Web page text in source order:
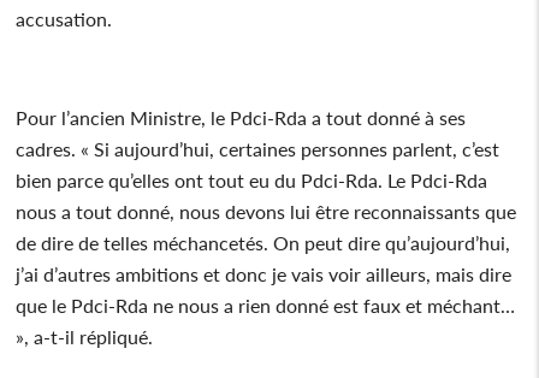
accusation.
Pour l’ancien Ministre, le Pdci-Rda a tout donné à ses
cadres. « Si aujourd’hui, certaines personnes parlent, c’est
bien parce qu’elles ont tout eu du Pdci-Rda. Le Pdci-Rda
nous a tout donné, nous devons lui être reconnaissants que
de dire de telles méchancetés. On peut dire qu’aujourd’hui,
j’ai d’autres ambitions et donc je vais voir ailleurs, mais dire
que le Pdci-Rda ne nous a rien donné est faux et méchant…
», a-t-il répliqué.